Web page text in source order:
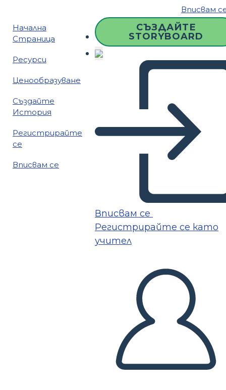
Вписвам
Начална
Страница
Ресурси
Ценообразуване
Създайте
История
Регистрирайте
се
Вписвам се
СЪЗДАЙТЕ
STORYBOARD
Вписвам се
Регистрирайте се като
учител